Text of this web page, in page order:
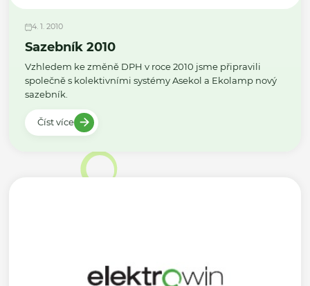
4. 1. 2010
Sazebník 2010
Vzhledem ke změně DPH v roce 2010 jsme připravili
společně s kolektivními systémy Asekol a Ekolamp nový
sazebník.
Číst více